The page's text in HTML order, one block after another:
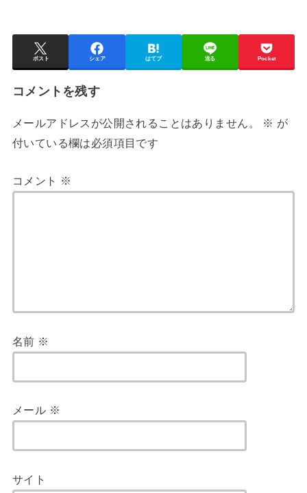
ポスト シェア はてブ 送る Pocket
コメントを残す
メールアドレスが公開されることはありません。 ※ が
付いている欄は必須項目です
コメント ※
名前 ※
メール ※
サイト